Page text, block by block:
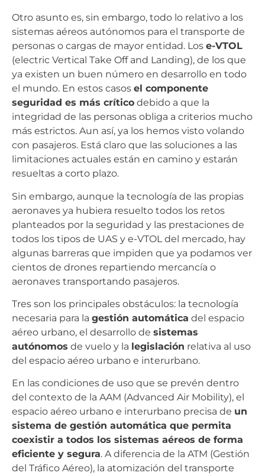
Otro asunto es, sin embargo, todo lo relativo a los
sistemas aéreos autónomos para el transporte de
personas o cargas de mayor entidad. Los e-VTOL
(electric Vertical Take Off and Landing), de los que
ya existen un buen número en desarrollo en todo
el mundo. En estos casos el componente
seguridad es más crítico debido a que la
integridad de las personas obliga a criterios mucho
más estrictos. Aun así, ya los hemos visto volando
con pasajeros. Está claro que las soluciones a las
limitaciones actuales están en camino y estarán
resueltas a corto plazo.
Sin embargo, aunque la tecnología de las propias
aeronaves ya hubiera resuelto todos los retos
planteados por la seguridad y las prestaciones de
todos los tipos de UAS y e-VTOL del mercado, hay
algunas barreras que impiden que ya podamos ver
cientos de drones repartiendo mercancía o
aeronaves transportando pasajeros.
Tres son los principales obstáculos: la tecnología
necesaria para la gestión automática del espacio
aéreo urbano, el desarrollo de sistemas
autónomos de vuelo y la legislación relativa al uso
del espacio aéreo urbano e interurbano.
En las condiciones de uso que se prevén dentro
del contexto de la AAM (Advanced Air Mobility), el
espacio aéreo urbano e interurbano precisa de un
sistema de gestión automática que permita
coexistir a todos los sistemas aéreos de forma
eficiente y segura. A diferencia de la ATM (Gestión
del Tráfico Aéreo), la atomización del transporte